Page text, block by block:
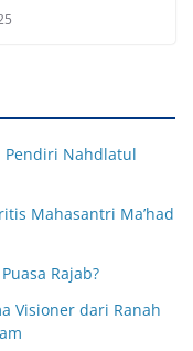
Pendiri Nahdlatul
Mahasantri Ma’had
Rajab?
Visioner dari Ranah